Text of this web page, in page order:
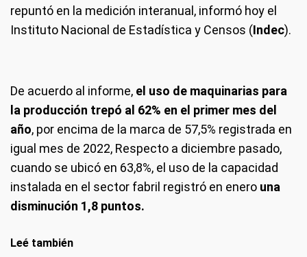
repuntó en la medición interanual, informó hoy el
Instituto Nacional de Estadística y Censos (Indec).
De acuerdo al informe, el uso de maquinarias para
la producción trepó al 62% en el primer mes del
año, por encima de la marca de 57,5% registrada en
igual mes de 2022, Respecto a diciembre pasado,
cuando se ubicó en 63,8%, el uso de la capacidad
instalada en el sector fabril registró en enero una
disminución 1,8 puntos.
Leé también